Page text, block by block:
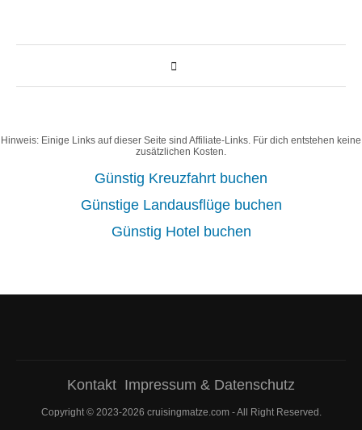
Hinweis: Einige Links auf dieser Seite sind Affiliate-Links. Für dich entstehen keine
zusätzlichen Kosten.
Günstig Kreuzfahrt buchen
Günstige Landausflüge buchen
Günstig Hotel buchen
Kontakt Impressum & Datenschutz
Copyright © 2023-2026 cruisingmatze.com - All Right Reserved.